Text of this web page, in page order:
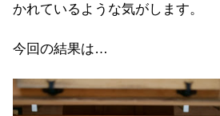
かれているような気がします。
今回の結果は…